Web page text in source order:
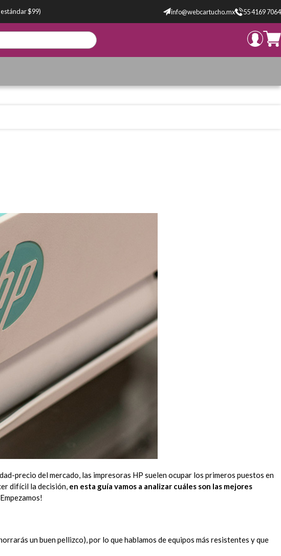
$99) info@webcartucho.mx 55 4169 7064
precio del mercado, las impresoras HP suelen ocupar los primeros puestos en
difícil la decisión, en esta guía vamos a analizar cuáles son las mejores
un buen pellizco), por lo que hablamos de equipos más resistentes y que